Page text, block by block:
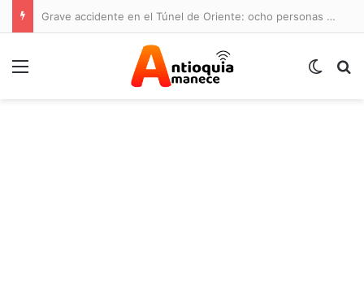
Grave accidente en el Túnel de Oriente: ocho personas lesionadas y cierre de la vía
Menú